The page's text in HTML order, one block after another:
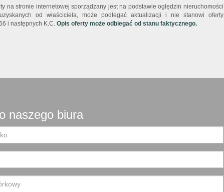
na stronie internetowej sporządzany jest na podstawie oględzin nieruchomości
od właściciela, może podlegać aktualizacji i nie stanowi oferty
i następnych K.C. Opis oferty może odbiegać od stanu faktycznego.
naszego biura